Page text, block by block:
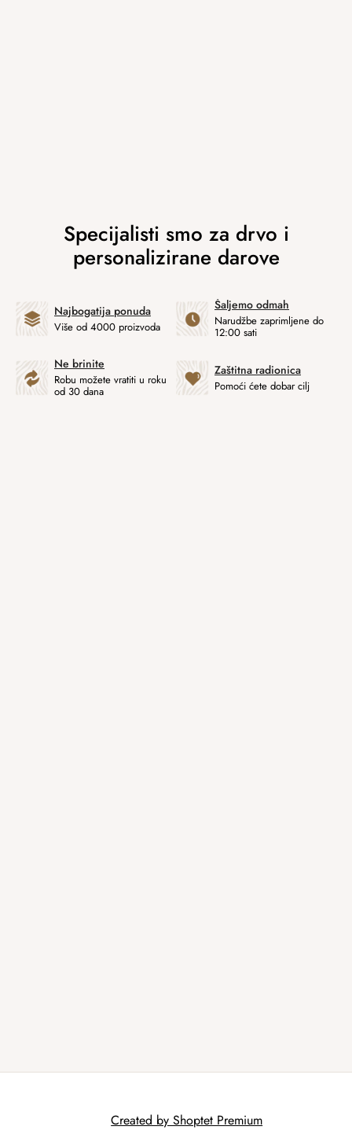
Najbogatija ponuda
Više od 4000 proizvoda
Šaljemo odmah
Narudžbe zaprimljene do
12:00 sati
Ne brinite
Robu možete vratiti u roku
od 30 dana
Zaštitna radionica
Pomoći ćete dobar cilj
Created by Shoptet Premium